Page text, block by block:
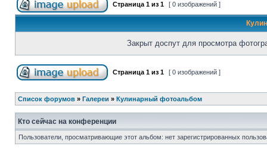
Страница 1 из 1 [ 0 изображений ]
Закрыт доспут для просмотра
Страница 1 из 1 [ 0 изображений ]
Список форумов » Галереи » Кулинарный фотоальбом
Кто сейчас на конференции
Пользователи, просматривающие этот альбом: нет зарегистрированных